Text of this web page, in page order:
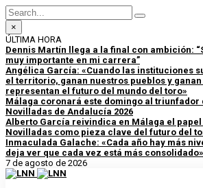
×
ÚLTIMA HORA
Dennis Martín llega a la final con ambición:
muy importante en mi carrera”
Angélica García: «Cuando las instituciones
el territorio, ganan nuestros pueblos y
representan el futuro del mundo del toro»
Málaga coronará este domingo al triunfador
Novilladas de Andalucía 2026
Alberto García reivindica en Málaga el
Novilladas como pieza clave del futuro del
Inmaculada Galache: «Cada año hay más
deja ver que cada vez está más consolidado»
7 de agosto de 2026